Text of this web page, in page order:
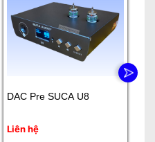
DAC Pre SUCA U8
Liên hệ